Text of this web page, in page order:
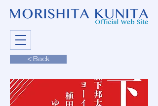
< Back